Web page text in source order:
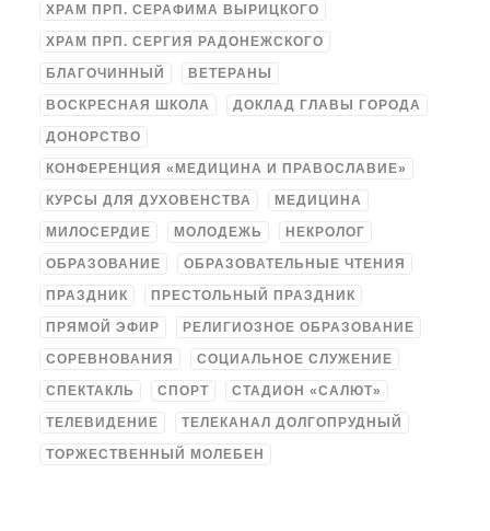
ХРАМ ПРП. СЕРАФИМА ВЫРИЦКОГО
ХРАМ ПРП. СЕРГИЯ РАДОНЕЖСКОГО
БЛАГОЧИННЫЙ ВЕТЕРАНЫ
ВОСКРЕСНАЯ ШКОЛА ДОКЛАД ГЛАВЫ ГОРОДА
ДОНОРСТВО
КОНФЕРЕНЦИЯ «МЕДИЦИНА И ПРАВОСЛАВИЕ»
КУРСЫ ДЛЯ ДУХОВЕНСТВА МЕДИЦИНА
МИЛОСЕРДИЕ МОЛОДЕЖЬ НЕКРОЛОГ
ОБРАЗОВАНИЕ ОБРАЗОВАТЕЛЬНЫЕ ЧТЕНИЯ
ПРАЗДНИК ПРЕСТОЛЬНЫЙ ПРАЗДНИК
ПРЯМОЙ ЭФИР РЕЛИГИОЗНОЕ ОБРАЗОВАНИЕ
СОРЕВНОВАНИЯ СОЦИАЛЬНОЕ СЛУЖЕНИЕ
СПЕКТАКЛЬ СПОРТ СТАДИОН «САЛЮТ»
ТЕЛЕВИДЕНИЕ ТЕЛЕКАНАЛ ДОЛГОПРУДНЫЙ
ТОРЖЕСТВЕННЫЙ МОЛЕБЕН